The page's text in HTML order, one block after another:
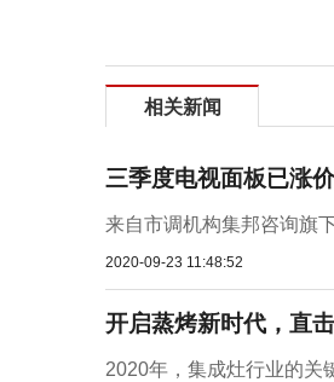
相关新闻
三季度电视面板已涨
来自市调机构集邦咨询旗
2020-09-23 11:48:52
开启蒸烤新时代，直
2020年，集成灶行业的关